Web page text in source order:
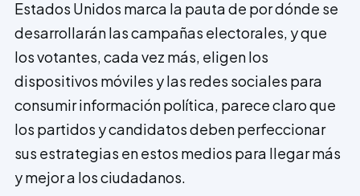
Estados Unidos marca la pauta de por dónde se
desarrollarán las campañas electorales, y que
los votantes, cada vez más, eligen los
dispositivos móviles y las redes sociales para
consumir información política, parece claro que
los partidos y candidatos deben perfeccionar
sus estrategias en estos medios para llegar más
y mejor a los ciudadanos.